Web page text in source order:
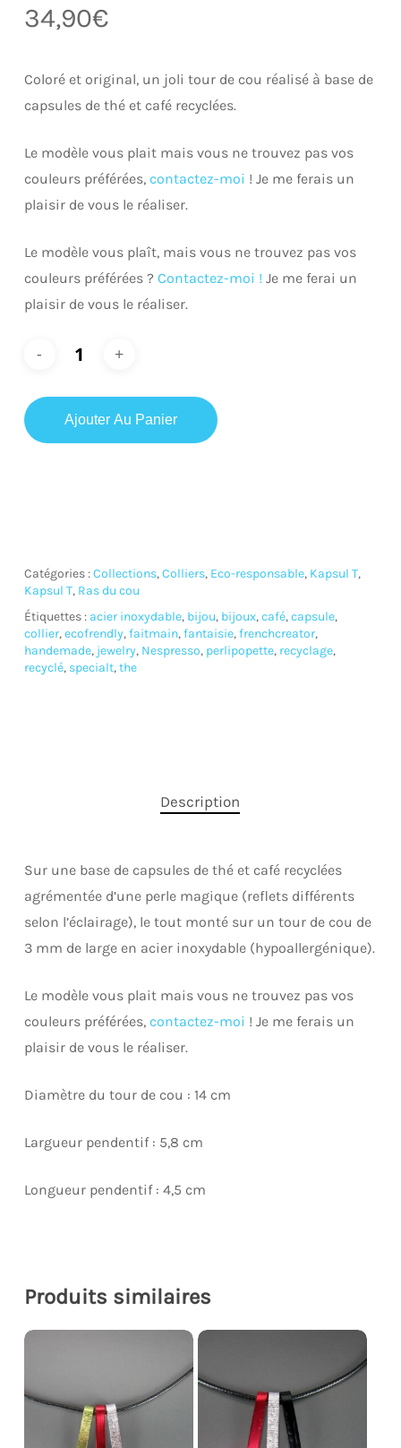
34,90€
Coloré et original, un joli tour de cou réalisé à base de
capsules de thé et café recyclées.
Le modèle vous plait mais vous ne trouvez pas vos
couleurs préférées, contactez-moi ! Je me ferais un
plaisir de vous le réaliser.
Le modèle vous plaît, mais vous ne trouvez pas vos
couleurs préférées ? Contactez-moi ! Je me ferai un
plaisir de vous le réaliser.
Ajouter Au Panier
Catégories :Collections,Colliers, Eco-responsable, Kapsul T,
Kapsul T, Ras du cou
Étiquettes : acier inoxydable, bijou, bijoux,café,capsule,
collier,ecofrendly,faitmain,fantaisie,frenchcreator,
handemade, jewelry, Nespresso, perlipopette, recyclage,
recyclé, specialt,the
Description
Sur une base de capsules de thé et café recyclées
agrémentée d’une perle magique (reflets différents
selon l’éclairage), le tout monté sur un tour de cou de
3 mm de large en acier inoxydable (hypoallergénique).
Le modèle vous plait mais vous ne trouvez pas vos
couleurs préférées, contactez-moi ! Je me ferais un
plaisir de vous le réaliser.
Diamètre du tour de cou : 14 cm
Largueur pendentif : 5,8 cm
Longueur pendentif : 4,5 cm
Produits similaires